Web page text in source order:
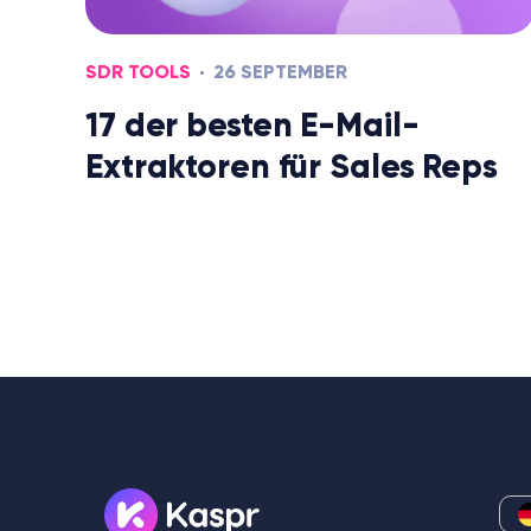
SDR TOOLS 26 SEPTEMBER
17 der besten E-Mail-
Extraktoren für Sales Reps